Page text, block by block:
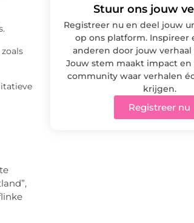
Stuur ons jouw
Registreer nu en deel jouw
op ons platform. Inspireer
anderen door jouw
Jouw stem maakt impact
community waar verhalen
krijgen.
Registreer nu